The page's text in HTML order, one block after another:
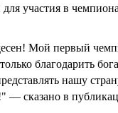
для участия в
Мой первый
благодарить
нашу
сказано в